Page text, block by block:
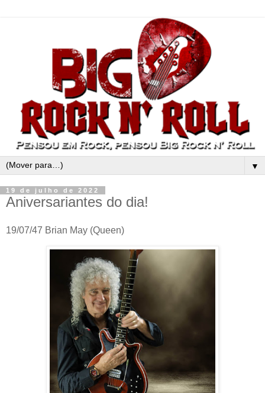
▼
19 de julho de 2022
Aniversariantes do dia!
19/07/47 Brian May (Queen)